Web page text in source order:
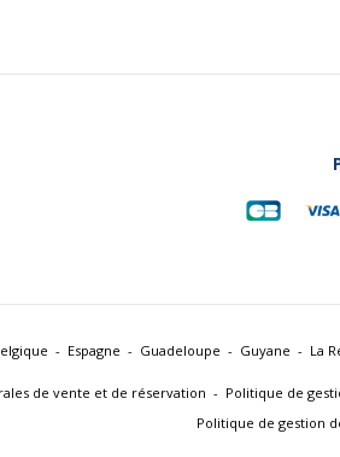
Espagne Guadeloupe Guyane La
de vente et de réservation Politique de
Politique de gestion